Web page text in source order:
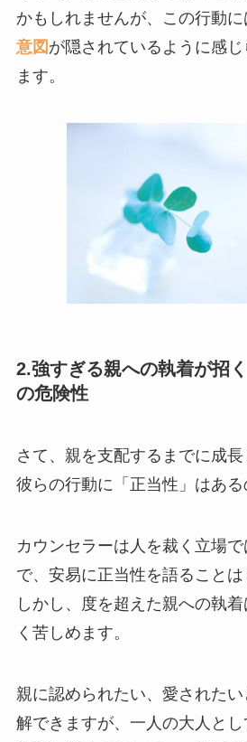
かもしれませんが、この行動に
意図 が隠されているように感
ます。
2.強すぎる親への執着が招
の危険性
さて、親を支配するまでに成長
彼らの行動に「正当性」はある
カウンセラーは人を裁く立場
で、安易に正当性を語ることは
しかし、度を超えた親への執
く苦しめます。
親に認められたい、愛された
解できますが、一人の大人と